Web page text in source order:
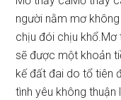
người nằm mơ
chịu đói chịu
sẽ được một khoản
kế đất đai do tổ tiên
tình yêu không